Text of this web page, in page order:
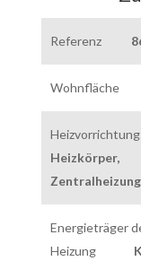
Referenz
Wohnfläche
Heizvorrichtung
Heizkörper,
Zentralheizung
Energieträger
Heizung